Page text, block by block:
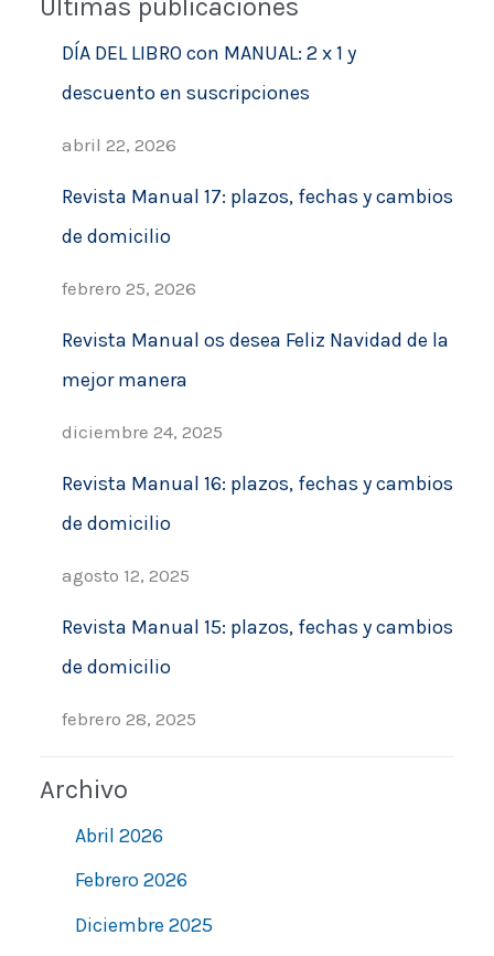
sÚltimas publicaciones
DÍA DEL LIBRO con MANUAL: 2 x 1 y
descuento en suscripciones
abril 22, 2026
Revista Manual 17: plazos, fechas y cambios
de domicilio
febrero 25, 2026
Revista Manual os desea Feliz Navidad de la
mejor manera
diciembre 24, 2025
Revista Manual 16: plazos, fechas y cambios
de domicilio
agosto 12, 2025
Revista Manual 15: plazos, fechas y cambios
de domicilio
febrero 28, 2025
Archivo
Abril 2026
Febrero 2026
Diciembre 2025